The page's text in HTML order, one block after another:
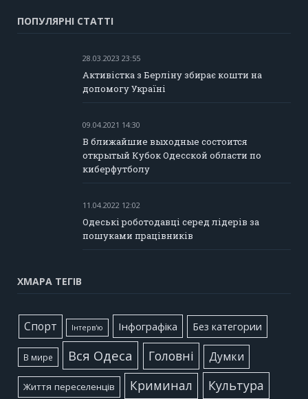
ПОПУЛЯРНІ СТАТТІ
28.03.2023 23:55
Активістка з Берліну збирає кошти на
допомогу Україні
09.04.2021 14:30
В ближайшие выходные состоится
открытый Кубок Одесской области по
киберфутболу
11.04.2022 12:02
Одеські роботодавці серед лідерів за
пошуками працівників
ХМАРА ТЕГІВ
Cпорт Інтерв'ю Інфографіка Без категории
В мире Вся Одеса Головні Думки
Життя переселенців Криминал Культура